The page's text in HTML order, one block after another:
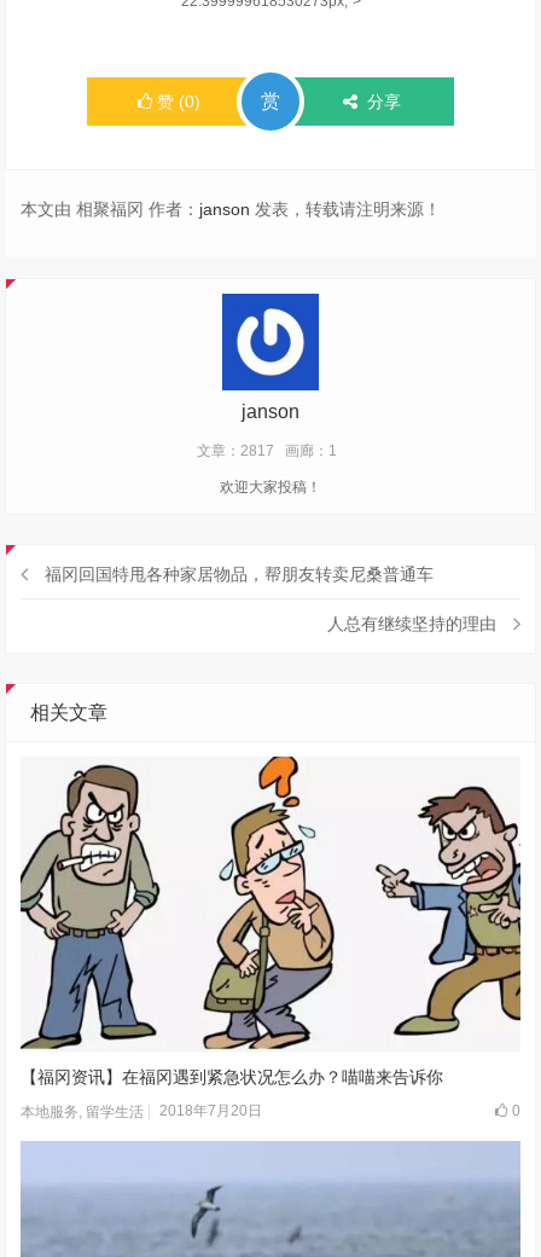
赞 (0) 赏 分享
本文由 相聚福冈 作者： janson 发表，转载请注明来源！
janson
文章：2817 画廊：1
欢迎大家投稿！
福冈回国特甩各种家居物品，帮朋友转卖尼桑普通车
人总有继续坚持的理由
相关文章
【福冈资讯】在福冈遇到紧急状况怎么办？喵喵来告诉你
本地服务, 留学生活 2018年7月20日 0